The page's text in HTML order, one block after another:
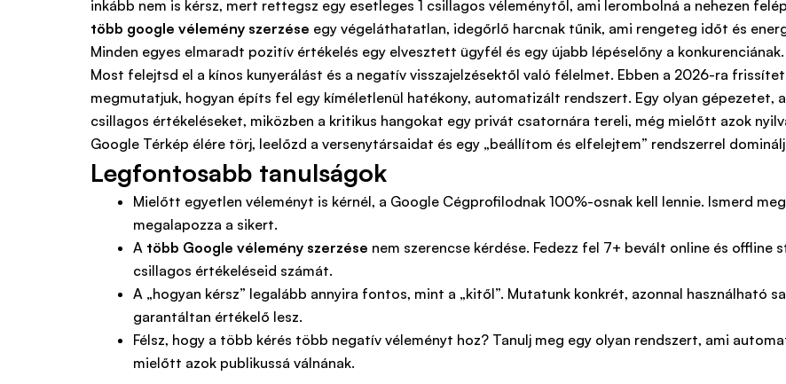
inkább nem is kérsz, mert rettegsz egy esetleges 1 csillagos véleménytől, ami lerombolná a nehezen
több google vélemény szerzése egy végeláthatatlan, idegőrlő harcnak tűnik, ami rengeteg időt és
Minden egyes elmaradt pozitív értékelés egy elvesztett ügyfél és egy újabb lépéselőny a konkurenciának.
Most felejtsd el a kínos kunyerálást és a negatív visszajelzésektől való félelmet. Ebben a 2026-ra
megmutatjuk, hogyan építs fel egy kíméletlenül hatékony, automatizált rendszert. Egy olyan gépezetet,
csillagos értékeléseket, miközben a kritikus hangokat egy privát csatornára tereli, még mielőtt azok
Google Térkép élére törj, leelőzd a versenytársaidat és egy „beállítom és elfelejtem” rendszerrel
Legfontosabb tanulságok
Mielőtt egyetlen véleményt is kérnél, a Google Cégprofilodnak 100%-osnak kell lennie. Ismerd
megalapozza a sikert.
A több Google vélemény szerzése nem szerencse kérdése. Fedezz fel 7+ bevált online és
csillagos értékeléseid számát.
A „hogyan kérsz” legalább annyira fontos, mint a „kitől”. Mutatunk konkrét, azonnal használható
garantáltan értékelő lesz.
Félsz, hogy a több kérés több negatív véleményt hoz? Tanulj meg egy olyan rendszert, ami
mielőtt azok publikussá válnának.